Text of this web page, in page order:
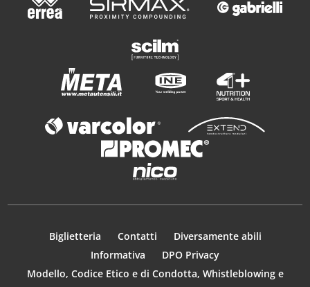
Biglietteria Contatti
Diversamente abili
Informativa
DPO Privacy
Modello, Codice Etico e di Condotta, Whistleblowing e